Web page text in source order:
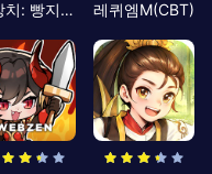
킹방치: 빵지의 제왕 레퀴엠M(CBT)